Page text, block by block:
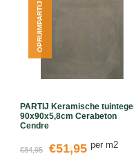
PARTIJ Keramische tuintegel
90x90x5,8cm Cerabeton
Cendre
€84,95 €51,95 per m2
OPRUIMPARTIJ